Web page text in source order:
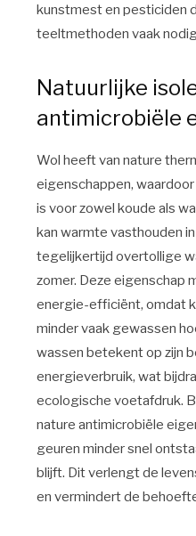
kunstmest en pesticiden
teeltmethoden vaak nodig
Natuurlijke
antimicrobiële
Wol heeft van nature
eigenschappen,
is voor zowel koude als
kan warmte vasthouden
tegelijkertijd overtollige
zomer. Deze eigenschap
energie-efficiënt, omdat
minder vaak gewassen
wassen betekent op zijn
energieverbruik, wat
ecologische voetafdruk.
nature antimicrobiële
geuren minder snel
blijft. Dit verlengt de
en vermindert de